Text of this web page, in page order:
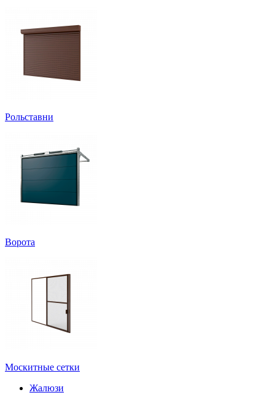
Рольставни
Ворота
Москитные сетки
Жалюзи